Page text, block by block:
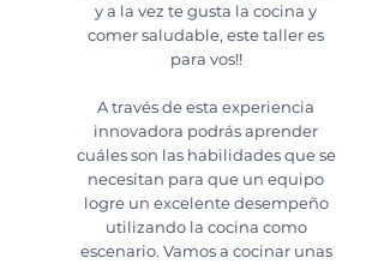
y a la vez te gusta la cocina y
comer saludable, este taller es
para vos!!
A través de esta experiencia
innovadora podrás aprender
cuáles son las habilidades que se
necesitan para que un equipo
logre un excelente desempeño
utilizando la cocina como
escenario. Vamos a cocinar unas